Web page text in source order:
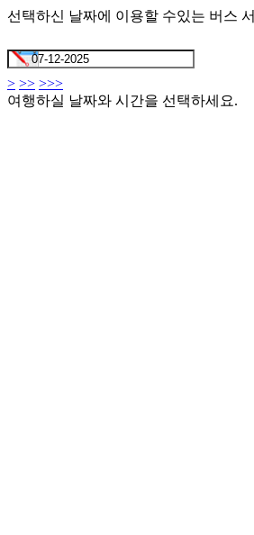
선택하신 날짜에 이용할 수있는 버스
> >> >>>
여행하실 날짜와 시간을 선택하세요.